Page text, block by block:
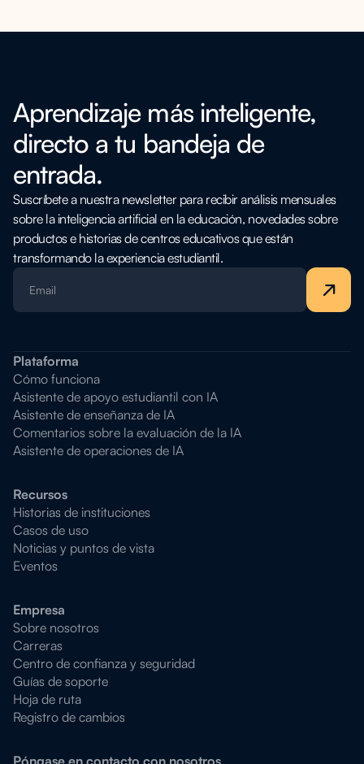
Aprendizaje más inteligente,
directo a tu bandeja de
entrada.
Suscríbete a nuestra newsletter para recibir análisis mensuales
sobre la inteligencia artificial en la educación, novedades sobre
productos e historias de centros educativos que están
transformando la experiencia estudiantil.
Plataforma
Cómo funciona
Asistente de apoyo estudiantil con IA
Asistente de enseñanza de IA
Comentarios sobre la evaluación de la IA
Asistente de operaciones de IA
Recursos
Historias de instituciones
Casos de uso
Noticias y puntos de vista
Eventos
Empresa
Sobre nosotros
Carreras
Centro de confianza y seguridad
Guías de soporte
Hoja de ruta
Registro de cambios
Póngase en contacto con nosotros